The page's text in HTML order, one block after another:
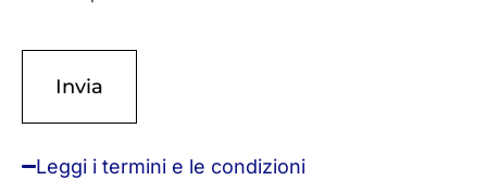
Leggi i termini e le condizioni